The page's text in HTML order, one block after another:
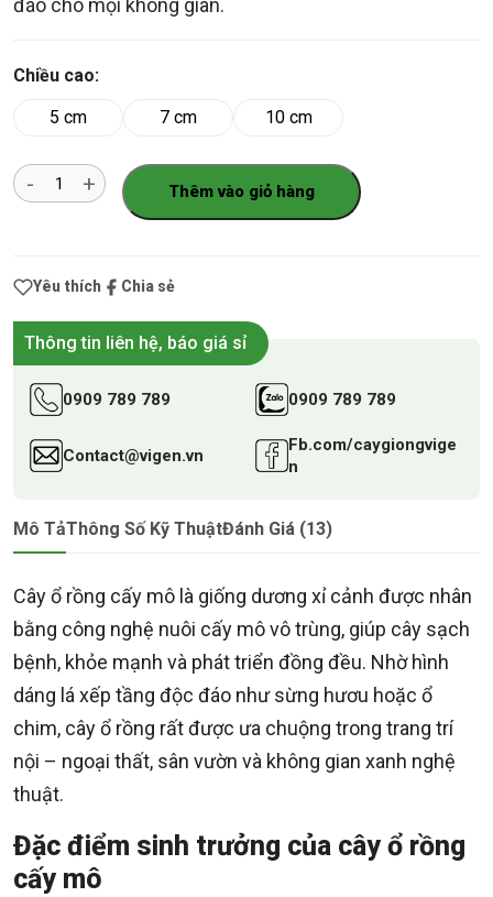
đáo cho mọi không gian.
Chiều cao:
5 cm
7 cm 10 cm
Số
lượng
Thêm vào giỏ hàng
Yêu thích Chia sẻ
Thông tin liên hệ, báo giá sỉ
0909 789 789 0909 789 789
Contact@vigen.vn
Fb.com/caygiongvige
n
Mô TảThông Số Kỹ ThuậtĐánh Giá (13)
Cây ổ rồng cấy mô là giống dương xỉ cảnh được nhân
bằng công nghệ nuôi cấy mô vô trùng, giúp cây sạch
bệnh, khỏe mạnh và phát triển đồng đều. Nhờ hình
dáng lá xếp tầng độc đáo như sừng hươu hoặc ổ
chim, cây ổ rồng rất được ưa chuộng trong trang trí
nội – ngoại thất, sân vườn và không gian xanh nghệ
thuật.
Đặc điểm sinh trưởng của cây ổ rồng
cấy mô